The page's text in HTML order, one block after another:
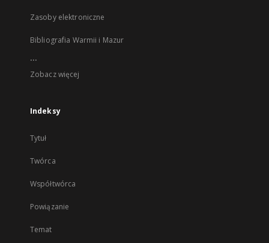
Zasoby elektroniczne
Bibliografia Warmii i Mazur
...
Zobacz więcej
Indeksy
Tytuł
Twórca
Współtwórca
Powiązanie
Temat